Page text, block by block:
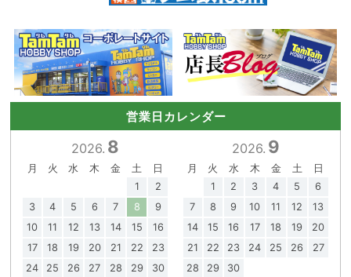
営業日カレンダー
2026. 8
月 火 水 木 金 土
日
1
2
3
4 5 6 7 8
9
10
11 12 13 14 15
16
17
18 19 20 21 22
23
24
25 26 27 28 29
30
2026. 9
月 火 水 木 金 土
日
1
2 3 4 5
6
7
8 9 10 11 12
13
14
15 16 17 18 19
20
21
22 23 24 25 26
27
28
29 30